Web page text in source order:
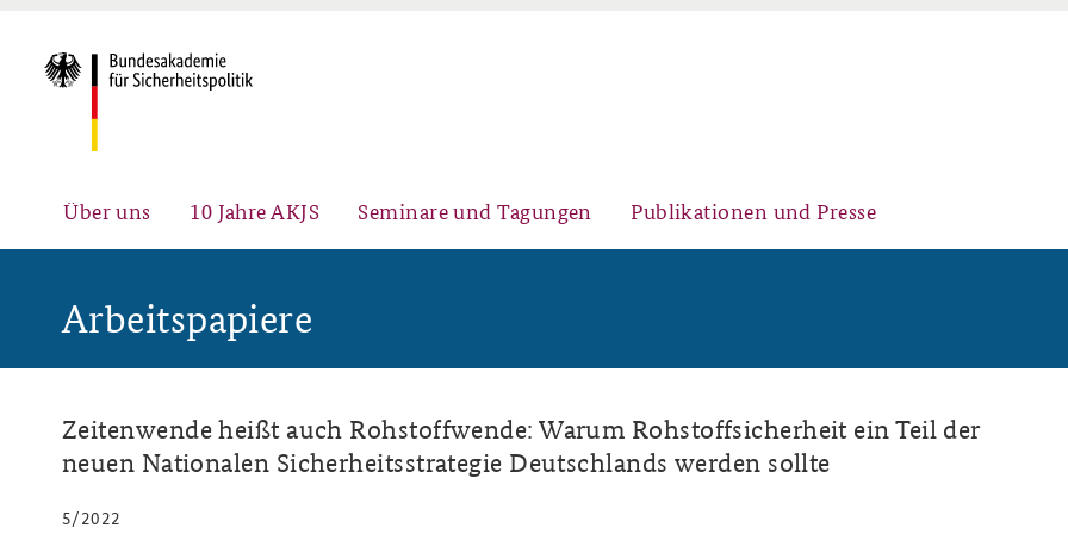
Über uns
Auftrag und Organisation Historischer Ort
10 Jahre AKJS Seminare und Tagungen
Führungskräfteseminar für
Kernseminar für
Publikationen und Presse
#angeBAKSt: Aktuelle
Sicherheitspolitik
Arbeitspapiere Sicherheitspolitik
Arbeitspapiere
Zeitenwende heißt auch Rohstoffwende: Warum Rohstoffsicherheit ein Teil der
neuen Nationalen Sicherheitsstrategie Deutschlands werden sollte
5/2022